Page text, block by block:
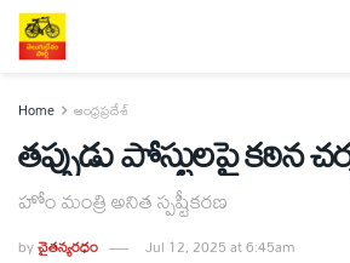
Home ఆంధ్రప్రదేశ్
తప్పుడు పోస్టులపై కఠిన
హోం మంత్రి అనిత స్పష్టీకరణ
byచైతన్యరధం Jul 12, 2025 at 6:45am